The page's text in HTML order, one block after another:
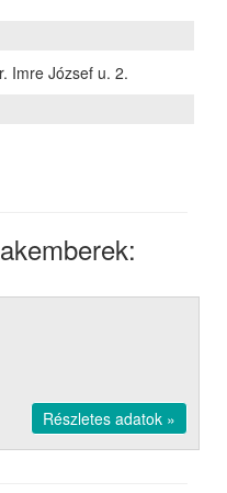
Imre József u. 2.
Részletes adatok »